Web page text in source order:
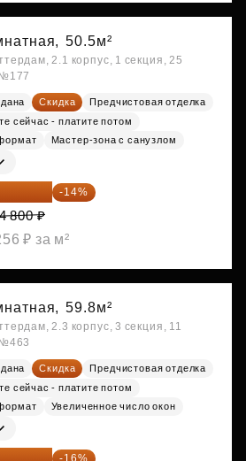
50.5м²
2.1 корпус, 1 секция, 25
Скидка
Предчистовая отделка
сейчас - платите потом
Мастер-зона с санузлом
928 ₽ -14%
800 ₽
₽ за м²
59.8м²
2.3 корпус, 3 секция, 11
Скидка
Предчистовая отделка
сейчас - платите потом
Увеличенное число окон
595 ₽ -16%